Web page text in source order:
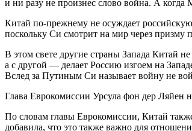
и ни разу не произнес слово война. А
Китай по-прежнему не осуждает
поскольку Си смотрит на мир через
В этом свете другие страны Запада Китай
а с другой — делает Россию изгоем на
Вслед за Путиным Си называет войну не
Глава Еврокомиссии Урсула фон дер Ляйен
По словам главы Еврокомиссии, Китай
добавила, что это также важно для